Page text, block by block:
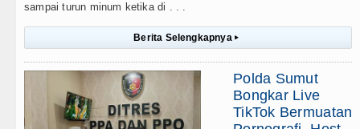
sampai turun minum ketika di . . .
Berita Selengkapnya ▸
Polda Sumut
Bongkar Live
TikTok Bermuatan